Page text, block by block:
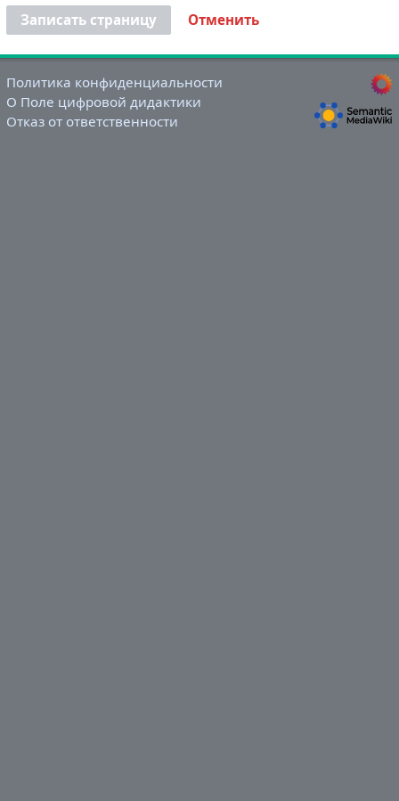
Записать страницу Отменить
Политика конфиденциальности
О Поле цифровой дидактики
Отказ от ответственности